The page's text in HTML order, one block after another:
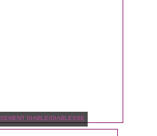
DIABLE/DIABLESSE